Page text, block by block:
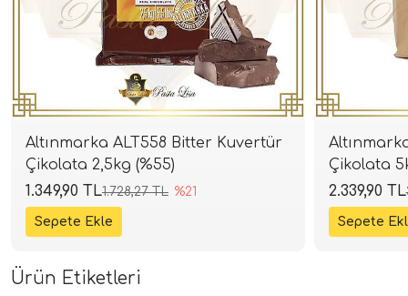
Altınmarka ALT558 Bitter Kuvertür
Çikolata 2,5kg (%55)
1.728,27 TL %21
1.349,90 TL
Çikolata
2.339,90 TL
Ürün Etiketleri